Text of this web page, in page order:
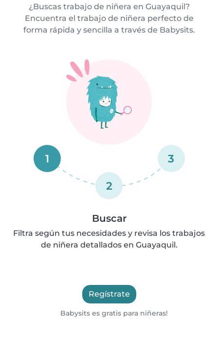
¿Buscas trabajo de niñera en Guayaquil?
Encuentra el trabajo de niñera perfecto de
forma rápida y sencilla a través de Babysits.
1
2
3
Buscar
Filtra según tus necesidades y revisa los trabajos
de niñera detallados en Guayaquil.
Regístrate
Babysits es gratis para niñeras!